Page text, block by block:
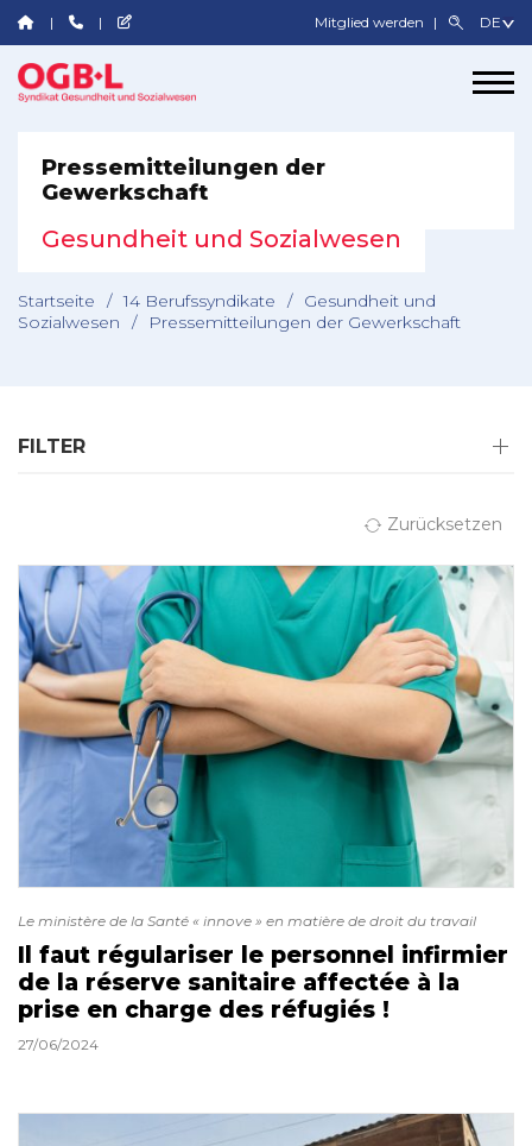
Mitglied werden
Pressemitteilungen der
Gewerkschaft
Gesundheit und Sozialwesen
Startseite / 14 Berufssyndikate /
Gesundheit und
Sozialwesen
/ Pressemitteilungen der Gewerkschaft
FILTER
Zurücksetzen
Le ministère de la Santé « innove » en matière de droit du travail
Il faut régulariser le personnel infirmier
de la réserve sanitaire affectée à la
prise en charge des réfugiés !
27/06/2024